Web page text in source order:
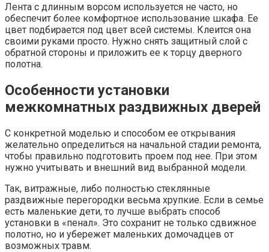
Лента с длинным ворсом используется не часто, но
обеспечит более комфортное использование шкафа. Ее
цвет подбирается под цвет всей системы. Клеится она
своими руками просто. Нужно снять защитный слой с
обратной стороны и приложить ее к торцу дверного
полотна.
Особенности установки
межкомнатных раздвижных дверей
С конкретной моделью и способом ее открывания
желательно определиться на начальной стадии ремонта,
чтобы правильно подготовить проем под нее. При этом
нужно учитывать и внешний вид выбранной модели.
Так, витражные, либо полностью стеклянные
раздвижные перегородки весьма хрупкие. Если в семье
есть маленькие дети, то лучше выбрать способ
установки в «пенал». Это сохранит не только сдвижное
полотно, но и убережет маленьких домочадцев от
возможных травм.